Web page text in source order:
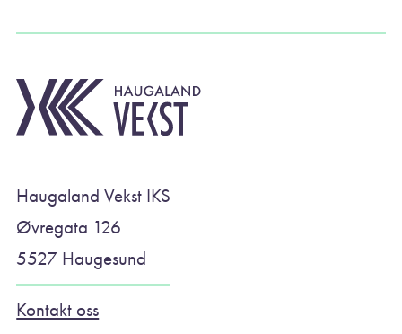
Haugaland Vekst IKS
Øvregata 126
5527 Haugesund
Kontakt oss